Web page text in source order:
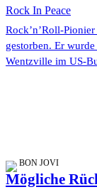
Rock In Peace
Rock’n’Roll-
gestorben. Er
Wentzville im US-
BON JOVI
Mögliche